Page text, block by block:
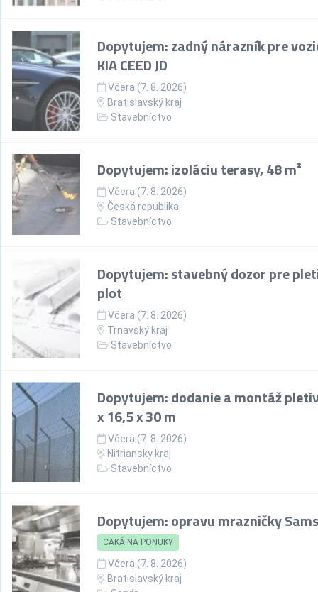
Dopytujem: zadný nárazník pre
KIA CEED JD
Včera (7. 8. 2026)
Bratislavský kraj
Stavebníctvo
Dopytujem: izoláciu terasy, 48 m²
Včera (7. 8. 2026)
Česká republika
Stavebníctvo
Dopytujem: stavebný dozor pre
plot
Včera (7. 8. 2026)
Trnavský kraj
Stavebníctvo
Dopytujem: dodanie a montáž
x 16,5 x 30 m
Včera (7. 8. 2026)
Nitriansky kraj
Stavebníctvo
Dopytujem: opravu mrazničky
ČAKÁ NA PONUKY
Včera (7. 8. 2026)
Bratislavský kraj